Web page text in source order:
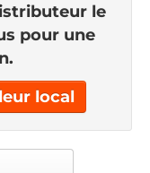
le
pour une
local